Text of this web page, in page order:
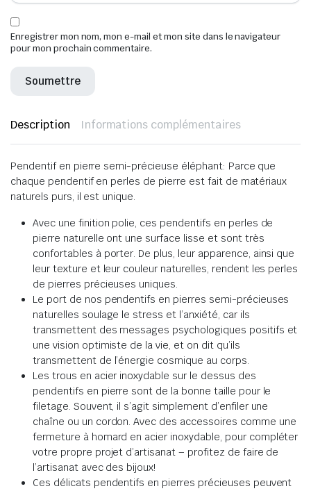
Enregistrer mon nom, mon e-mail et mon site dans le navigateur
pour mon prochain commentaire.
Description Informations complémentaires
Pendentif en pierre semi-précieuse éléphant: Parce que
chaque pendentif en perles de pierre est fait de matériaux
naturels purs, il est unique.
Avec une finition polie, ces pendentifs en perles de
pierre naturelle ont une surface lisse et sont très
confortables à porter. De plus, leur apparence, ainsi que
leur texture et leur couleur naturelles, rendent les perles
de pierres précieuses uniques.
Le port de nos pendentifs en pierres semi-précieuses
naturelles soulage le stress et l’anxiété, carils
transmettent des messages psychologiques positifs et
une vision optimiste de la vie, et on dit qu’ils
transmettent de l’énergie cosmique au corps.
Les trous en acier inoxydable sur le dessus des
pendentifs en pierre sont de la bonne taille pour le
filetage. Souvent, il s’agit simplement d’enfiler une
chaîne ou un cordon.Avec des accessoires comme une
fermeture à homard en acier inoxydable, pour compléter
votre propre projet d’artisanat – profitez de faire de
l’artisanat avec des bijoux!
Ces délicats pendentifs en pierres précieuses peuvent